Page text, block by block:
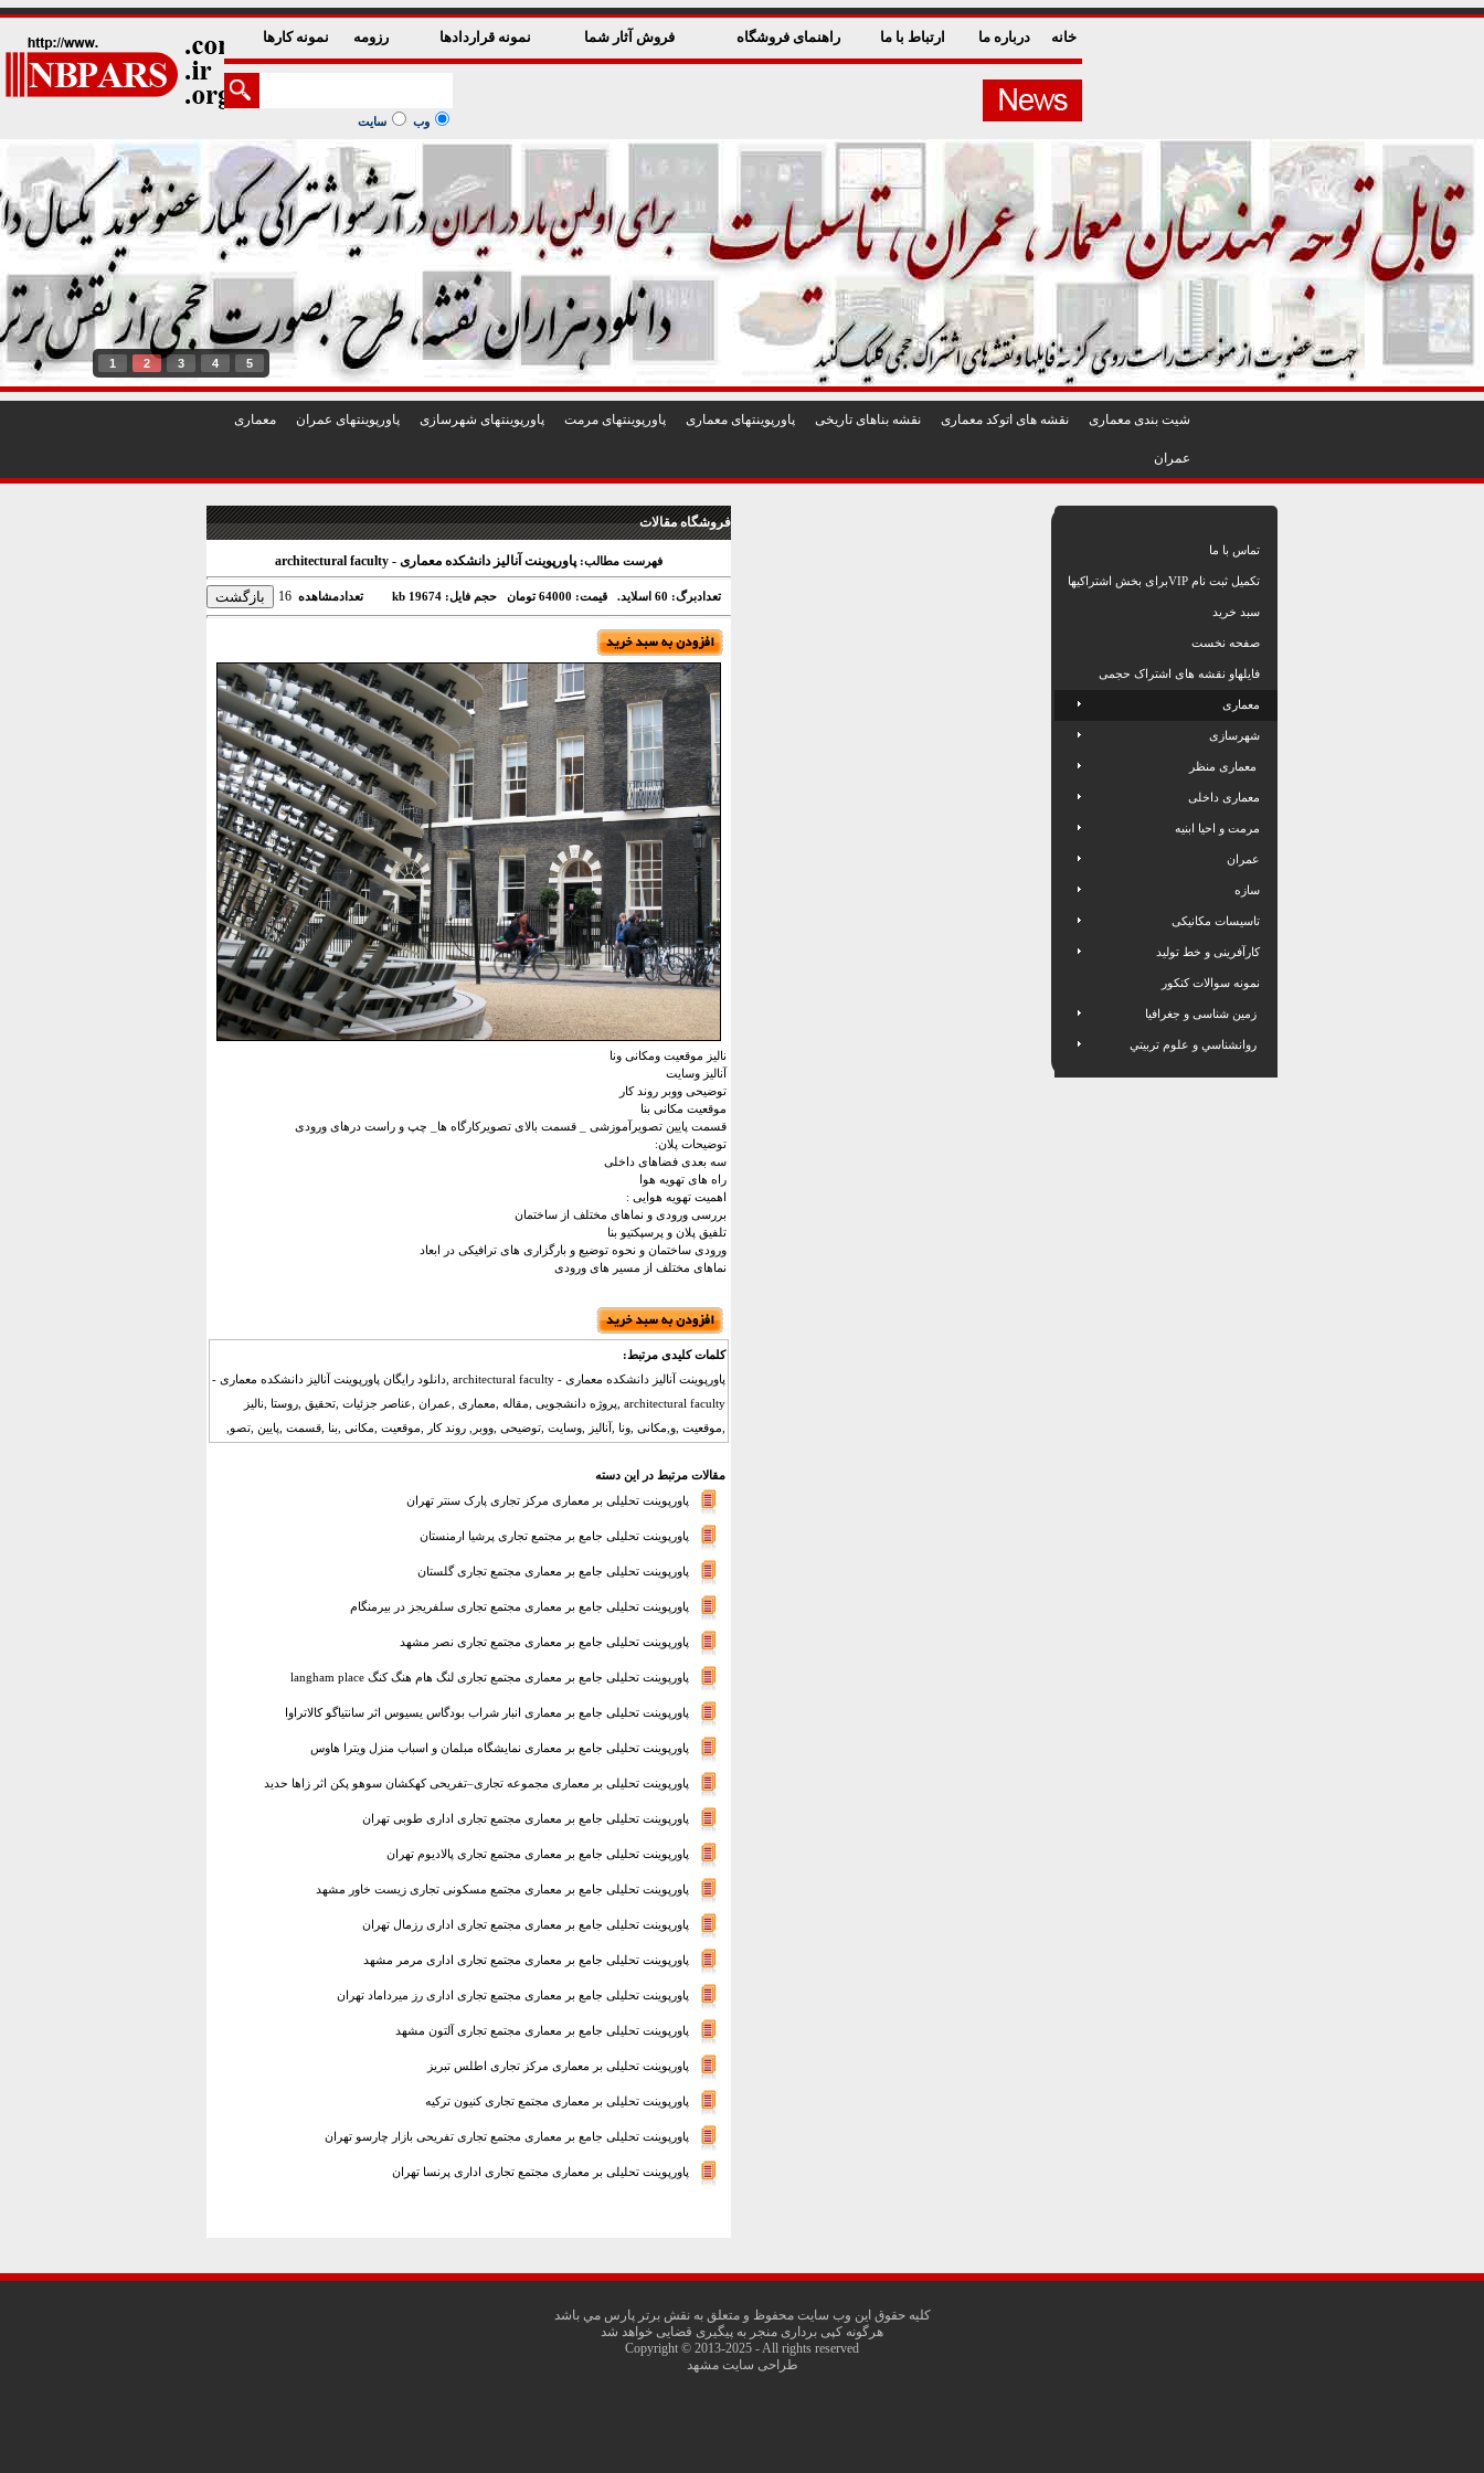
خانه درباره ما ارتباط با ما راهنمای فروشگاه فروش آثار شما نمونه قراردادها رزومه نمونه کارها
وب سایت
1 2 3 4 5
شيت بندی معماری نقشه های اتوکد معماری نقشه بناهای تاريخی پاورپوينتهای معماری پاورپوينتهای مرمت پاورپوينتهای شهرسازی پاورپوينتهای عمران معماری
عمران
فروشگاه مقالات
فهرست مطالب: پاورپوینت آنالیز دانشکده معماری - architectural faculty
تعدادبرگ: 60 اسلاید. قیمت: 64000 تومان حجم فایل: 19674 kb تعدادمشاهده 16
نالیز موقعیت ومکانی ونا
آنالیز وسایت
توضیحی ووبر روند کار
موقعیت مکانی بنا
قسمت پایین تصویرآموزشی _ قسمت بالای تصویرکارگاه ها_ چپ و راست درهای ورودی
توضیحات پلان:
سه بعدی فضاهای داخلی
راه های تهویه هوا
اهمیت تهویه هوایی :
بررسی ورودی و نماهای مختلف از ساختمان
تلفیق پلان و پرسپکتیو بنا
ورودی ساختمان و نحوه توضیع و بارگزاری های ترافیکی در ابعاد
نماهای مختلف از مسیر های ورودی
کلمات کلیدی مرتبط:
پاورپوینت آنالیز دانشکده معماری - architectural faculty ,دانلود رایگان پاورپوینت آنالیز دانشکده معماری -
architectural faculty ,پروژه دانشجویی ,مقاله ,معماری ,عمران ,عناصر جزئیات ,تحقیق ,روستا ,نالیز
,موقعیت ,و,مکانی ,ونا ,آنالیز ,وسایت ,توضیحی ,ووبر, روند کار ,موقعیت ,مکانی ,بنا ,قسمت ,پایین ,تصو,
مقالات مرتبط در این دسته
پاورپوینت تحلیلی بر معماری مرکز تجاری پارک سنتر تهران
پاورپوینت تحلیلی جامع بر مجتمع تجاری پرشیا ارمنستان
پاورپوینت تحلیلی جامع بر معماری مجتمع تجاری گلستان
پاورپوینت تحلیلی جامع بر معماری مجتمع تجاری سلفریجز در بیرمنگام
پاورپوینت تحلیلی جامع بر معماری مجتمع تجاری نصر مشهد
پاورپوینت تحلیلی جامع بر معماری مجتمع تجاری لنگ هام هنگ کنگ langham place
پاورپوینت تحلیلی جامع بر معماری انبار شراب بودگاس یسیوس اثر سانتیاگو کالاتراوا
پاورپوینت تحلیلی جامع بر معماری نمایشگاه مبلمان و اسباب منزل ویترا هاوس
پاورپوینت تحلیلی بر معماری مجموعه تجاری–تفریحی کهکشان سوهو پکن اثر زاها حدید
پاورپوینت تحلیلی جامع بر معماری مجتمع تجاری اداری طوبی تهران
پاورپوینت تحلیلی جامع بر معماری مجتمع تجاری پالادیوم تهران
پاورپوینت تحلیلی جامع بر معماری مجتمع مسکونی تجاری زیست خاور مشهد
پاورپوینت تحلیلی جامع بر معماری مجتمع تجاری اداری رزمال تهران
پاورپوینت تحلیلی جامع بر معماری مجتمع تجاری اداری مرمر مشهد
پاورپوینت تحلیلی جامع بر معماری مجتمع تجاری اداری رز میرداماد تهران
پاورپوینت تحلیلی جامع بر معماری مجتمع تجاری آلتون مشهد
پاورپوینت تحلیلی بر معماری مرکز تجاری اطلس تبریز
پاورپوینت تحلیلی بر معماری مجتمع تجاری کنیون ترکیه
پاورپوینت تحلیلی جامع بر معماری مجتمع تجاری تفریحی بازار چارسو تهران
پاورپوینت تحلیلی بر معماری مجتمع تجاری اداری پرنسا تهران
تماس با ما
تکمیل ثبت نام VIPبرای بخش اشتراکیها
سبد خرید
صفحه نخست
فایلهاو نقشه های اشتراک حجمی
معماری
شهرسازی
معماری منظر
معماری داخلی
مرمت و احیا ابنیه
عمران
سازه
تاسیسات مکانیکی
کارآفرینی و خط تولید
نمونه سوالات کنکور
زمین شناسی و جغرافیا
روانشناسي و علوم تربيتي
کليه حقوق اين وب سايت محفوظ و متعلق به نقش برتر پارس مي باشد
هرگونه کپی برداری منجر به پیگیری قضایی خواهد شد
Copyright © 2013-2025 - All rights reserved
طراحی سایت مشهد